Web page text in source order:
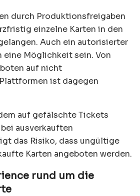
durch Produktionsfreigaben
einzelne Karten in den
Auch ein autorisierter
eine Möglichkeit sein. Von
auf nicht
ist dagegen
auf gefälschte Tickets
ausverkauften
das Risiko, dass ungültige
Karten angeboten werden.
rund um die